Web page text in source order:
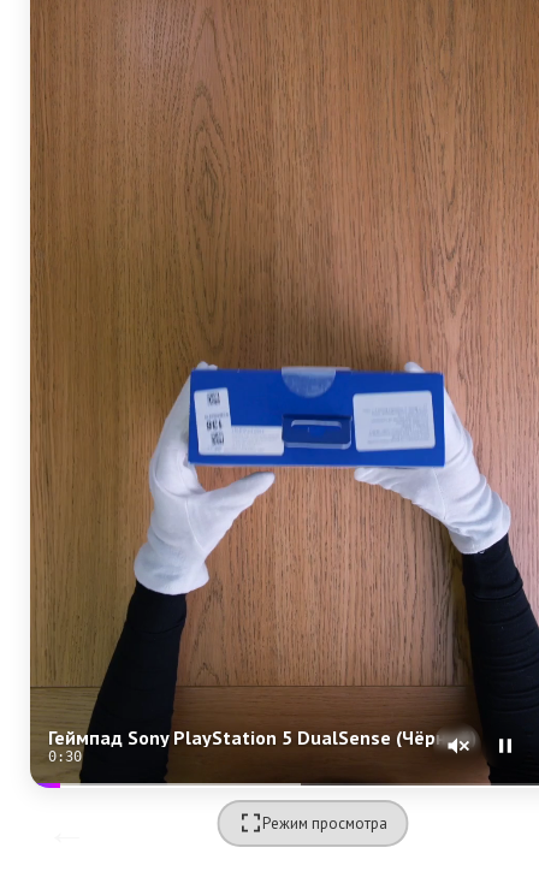
Геймпад Sony PlayStation 5 DualSense (Чёрный)
0:28
Режим просмотра